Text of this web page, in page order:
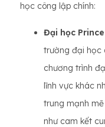
học công lập chính:
Đại học
trường đại học
chương trình
lĩnh vực khác
trung mạnh
như cam kết